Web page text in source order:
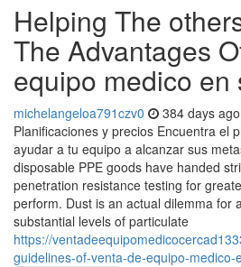
Helping The
The Advantages
equipo medico en
michelangeloa791czv0 384 days ago
Planificaciones y precios Encuentra el
ayudar a tu equipo a alcanzar sus
disposable PPE goods have handed
penetration resistance testing for
perform. Dust is an actual dilemma for
substantial levels of particulate
https://
guidelines-of-venta-de-equipo-